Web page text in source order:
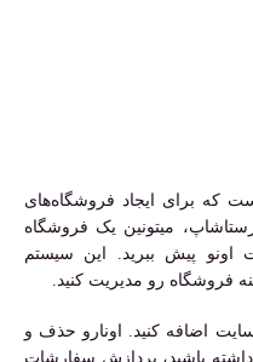
که برای ایجاد فروشگاه‌های
میتونین یک فروشگاه
اونو پیش ببرید. این سیستم
فروشگاه رو مدیریت کنید.
اضافه کنید. اونارو حذف و
باشید، پردازش سفارشات